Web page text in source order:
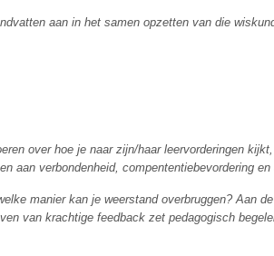
aan in het samen opzetten van die
over hoe je naar zijn/haar leervorderingen
aan verbondenheid, compententiebevordering
manier kan je weerstand overbruggen? Aan
van krachtige feedback zet pedagogisch